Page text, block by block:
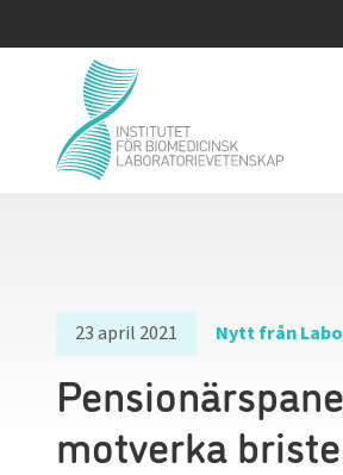
23 april 2021 Nytt från
motverka